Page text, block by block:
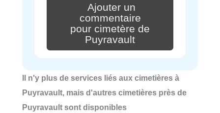
Ajouter un
commentaire
pour cimetère de
Puyravault
Il n'y plus de services liés aux cimetières à
Puyravault, mais d'autres cimetières près de
Puyravault sont disponibles